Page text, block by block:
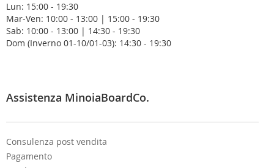
e
w
s
l
e
:
Lun: 15:00 - 19:30
Mar-Ven: 10:00 - 13:00 | 15:00 - 19:30
Sab: 10:00 - 13:00 | 14:30 - 19:30
Dom (Inverno 01-10/01-03): 14:30 - 19:30
Assistenza MinoiaBoardCo.
Consulenza post vendita
Pagamento